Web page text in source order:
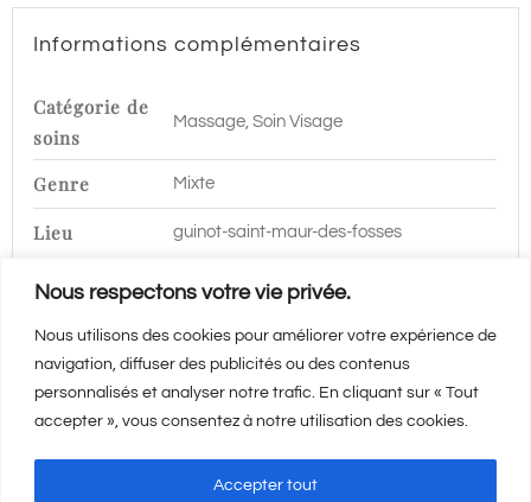
Nous respectons votre vie privée.
Nous utilisons des cookies pour améliorer votre expérience de
navigation, diffuser des publicités ou des contenus
personnalisés et analyser notre trafic. En cliquant sur « Tout
accepter », vous consentez à notre utilisation des cookies.
Accepter tout
des
Informations complémentaires
Catégorie de
soins
Massage, Soin Visage
Genre Mixte
Lieu guinot-saint-maur-des-fosses
Vous aimerez aussi…